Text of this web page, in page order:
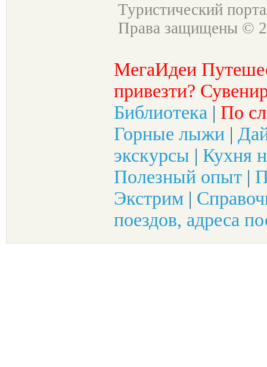
Туристический
Права защищены ©
МегаИдеи
привезти?
Библиотека | По
Горные лыжи |
экскурсы | Кухня
Полезный опыт |
Экстрим |
поездов, адреса